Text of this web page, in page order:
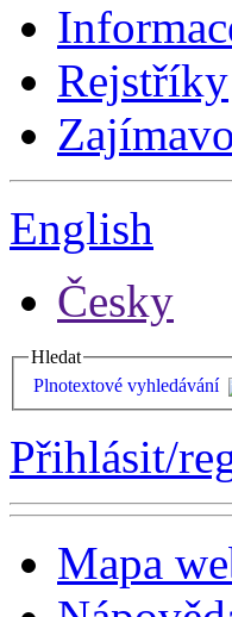
Rejstříky
English
Česky
Hledat
Plnotextové vyhledávání
Přihlásit/
Mapa